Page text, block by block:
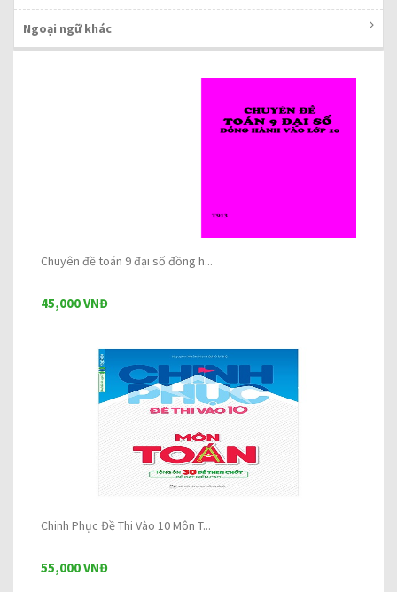
Ngoại ngữ khác
Chuyên đề toán 9 đại số đồng h...
45,000 VNĐ
Chinh Phục Đề Thi Vào 10 Môn T...
55,000 VNĐ